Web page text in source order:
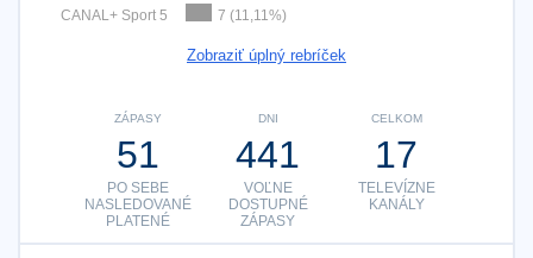
CANAL+ Sport 5
7 (11,11%)
Zobraziť úplný rebríček
CELKOM
17
TELEVÍZNE
KANÁLY
DNI
441
VOĽNE
DOSTUPNÉ
ZÁPASY
ZÁPASY
51
PO SEBE
NASLEDOVANÉ
PLATENÉ